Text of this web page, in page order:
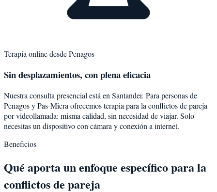
Terapia online desdePenagos
Sin desplazamientos, con plena eficacia
Nuestra consulta presencial está en Santander. Para personas de
PenagosyPas-Miera ofrecemos terapia para la conflictos de pareja
por videollamada: misma calidad, sin necesidad de viajar. Solo
necesitas un dispositivo con cámara y conexión a internet.
Beneficios
Qué aporta un enfoque específico para la
conflictos de pareja